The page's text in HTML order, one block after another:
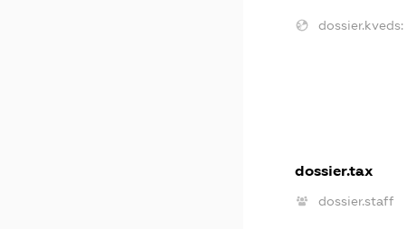
dossier.kveds:
dossier.tax
dossier.staff